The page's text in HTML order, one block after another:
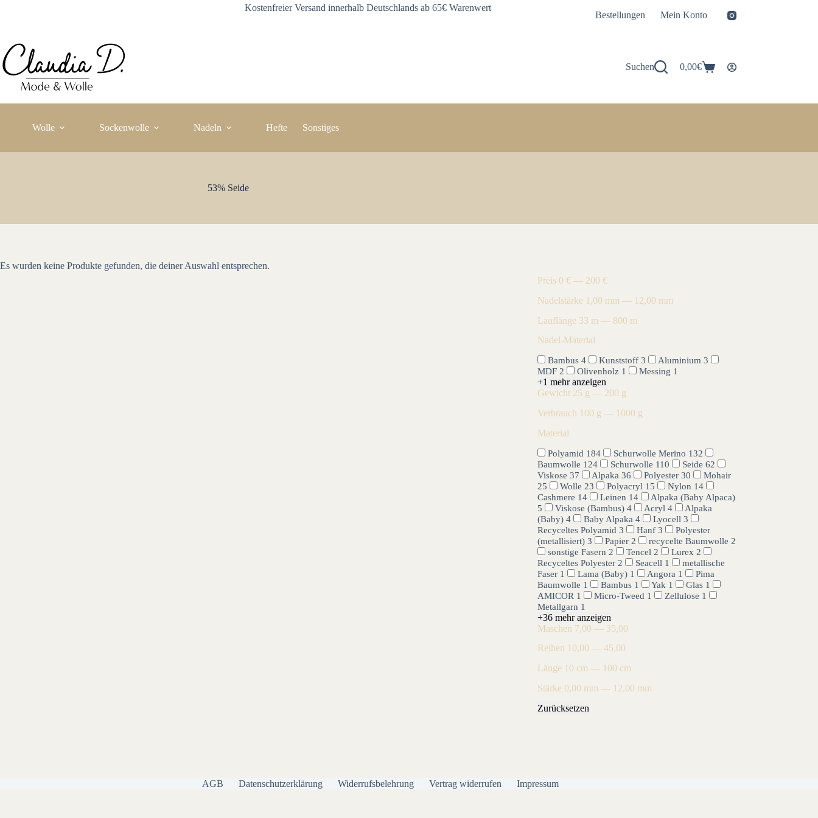
Kostenfreier Versand innerhalb Deutschlands ab 65€ Warenwert
Bestellungen Mein Konto
Suchen Warenkorb
0,00€
Wolle Sockenwolle Nadeln Hefte Sonstiges
53% Seide
Es wurden keine Produkte gefunden, die deiner Auswahl entsprechen.
Preis 0 € — 200 €
Nadelstärke 1,00 mm — 12,00 mm
Lauflänge 33 m — 800 m
Nadel-Material
Bambus 4 Kunststoff 3 Aluminium 3
MDF 2 Olivenholz 1 Messing 1
+1 mehr anzeigen
Gewicht 25 g — 200 g
Verbrauch 100 g — 1000 g
Material
Polyamid 184 Schurwolle Merino 132
Baumwolle 124 Schurwolle 110 Seide 62
Viskose 37 Alpaka 36 Polyester 30
Mohair
25
Wolle 23 Polyacryl 15 Nylon 14
Cashmere 14 Leinen 14
Alpaka (Baby Alpaca)
5
Viskose (Bambus) 4 Acryl 4
Alpaka
(Baby) 4 Baby Alpaka 4 Lyocell 3
Recyceltes Polyamid 3 Hanf 3
Polyester
(metallisiert) 3 Papier 2 recycelte Baumwolle 2
sonstige Fasern 2 Tencel 2 Lurex 2
Recyceltes Polyester 2 Seacell 1
metallische
Faser 1 Lama (Baby) 1 Angora 1
Pima
Baumwolle 1 Bambus 1 Yak 1 Glas 1
AMICOR 1 Micro-Tweed 1 Zellulose 1
Metallgarn 1
+36 mehr anzeigen
Maschen 7,00 — 35,00
Reihen 10,00 — 45,00
Länge 10 cm — 100 cm
Stärke 0,00 mm — 12,00 mm
Zurücksetzen
AGB Datenschutzerklärung Widerrufsbelehrung Vertrag widerrufen Impressum